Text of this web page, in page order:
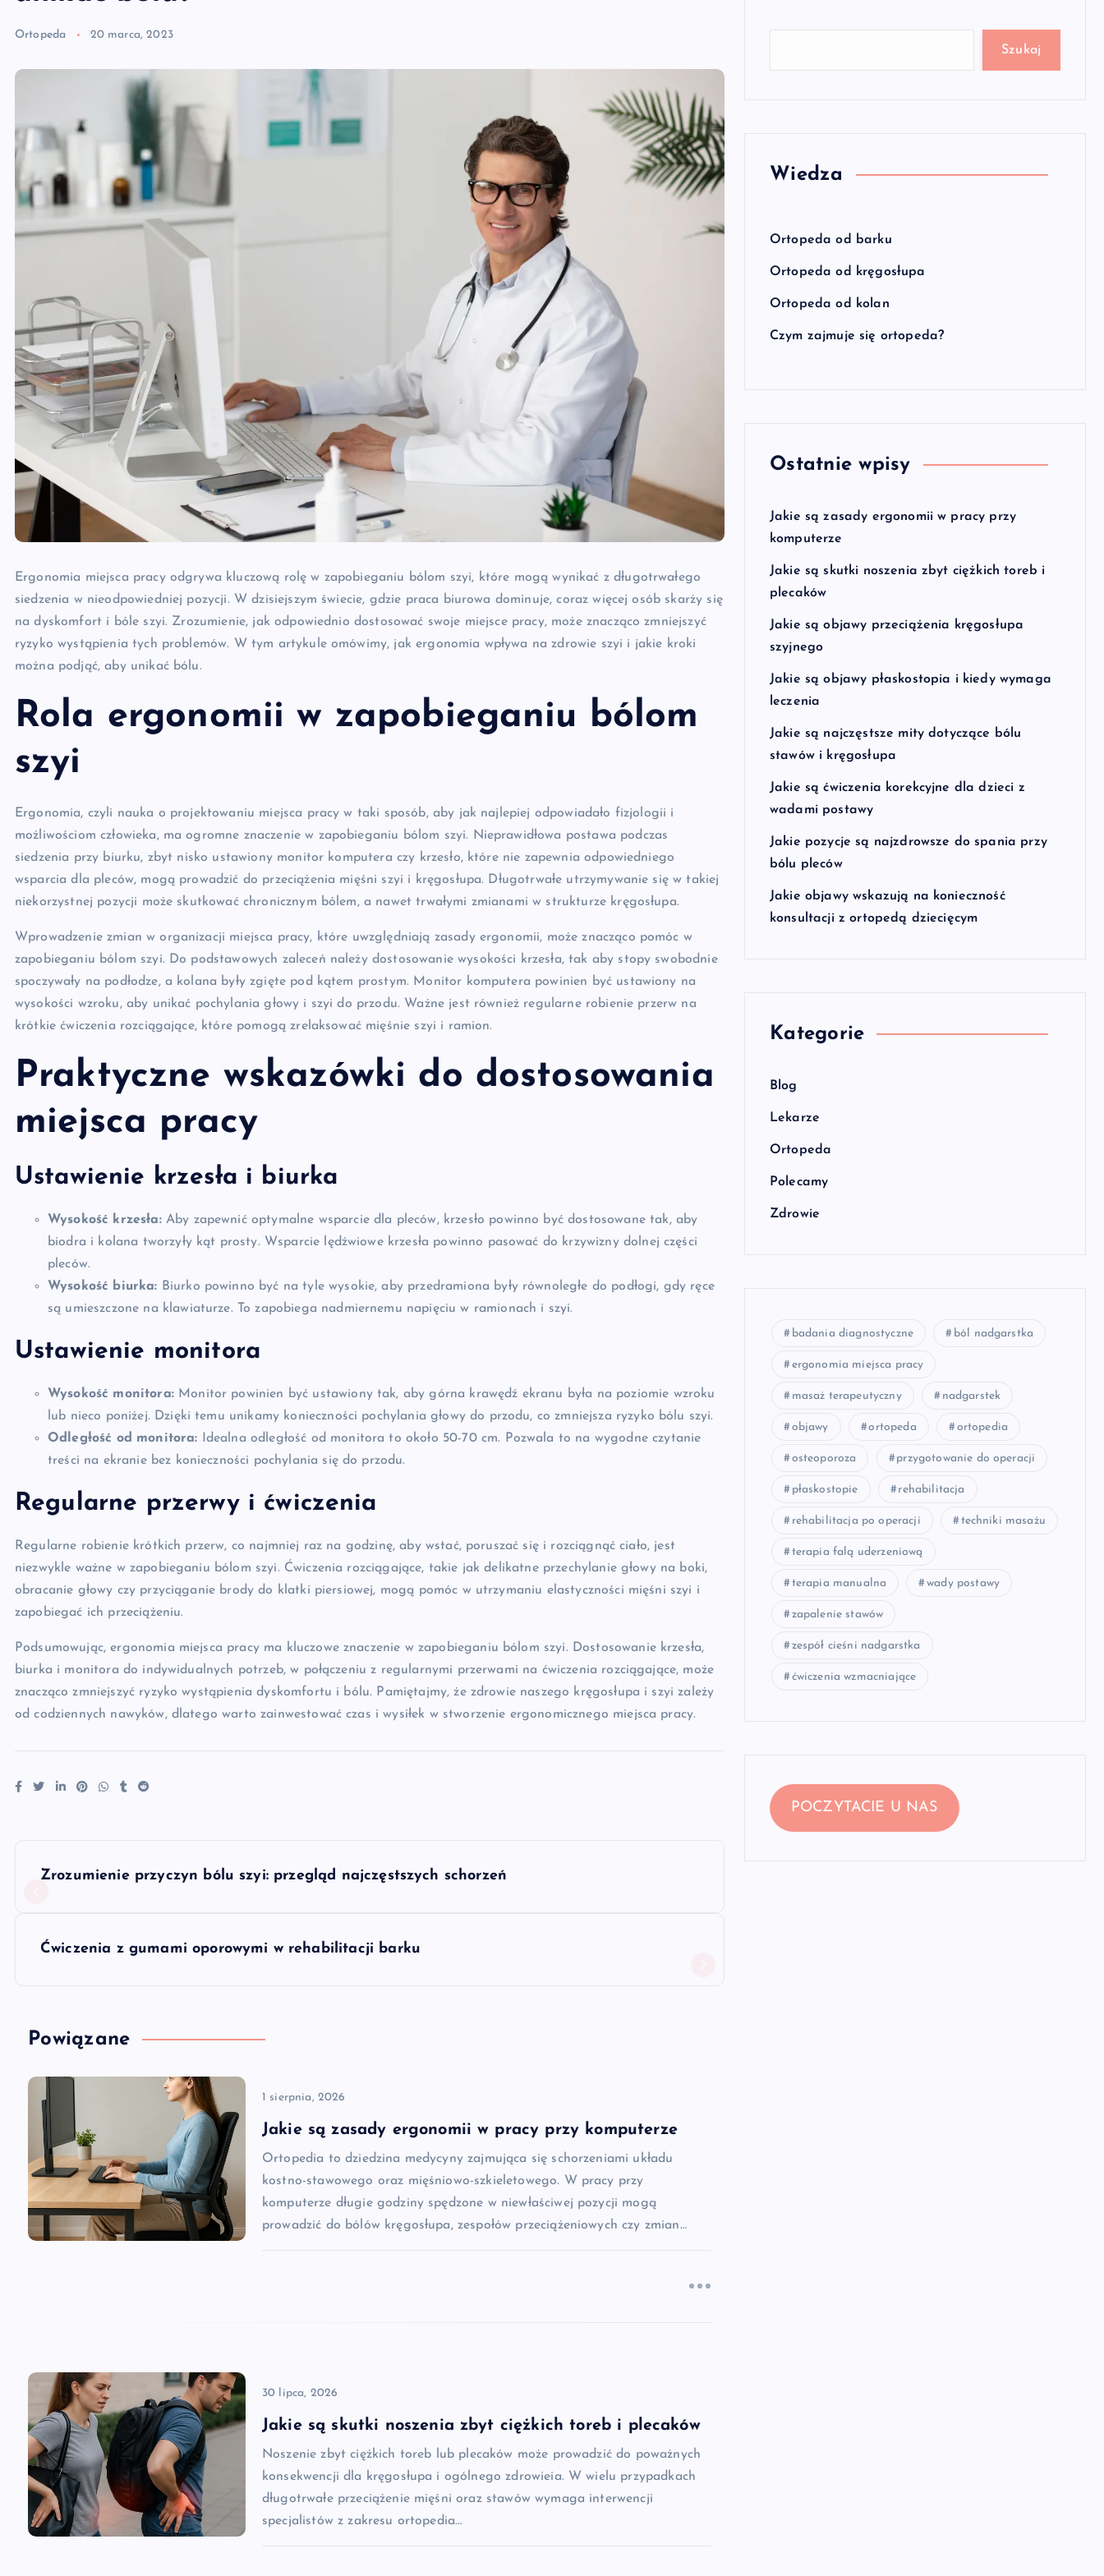
Ortopeda 20 marca, 2023
Ergonomia miejsca pracy odgrywa kluczową rolę w zapobieganiu bólom szyi, które mogą wynikać z długotrwałego
siedzenia w nieodpowiedniej pozycji. W dzisiejszym świecie, gdzie praca biurowa dominuje, coraz więcej osób skarży się
na dyskomfort i bóle szyi. Zrozumienie, jak odpowiednio dostosować swoje miejsce pracy, może znacząco zmniejszyć
ryzyko wystąpienia tych problemów. W tym artykule omówimy, jak ergonomia wpływa na zdrowie szyi i jakie kroki
można podjąć, aby unikać bólu.
Rola ergonomii w zapobieganiu bólom
szyi
Ergonomia, czyli nauka o projektowaniu miejsca pracy w taki sposób, aby jak najlepiej odpowiadało fizjologii i
możliwościom człowieka, ma ogromne znaczenie w zapobieganiu bólom szyi. Nieprawidłowa postawa podczas
siedzenia przy biurku, zbyt nisko ustawiony monitor komputera czy krzesło, które nie zapewnia odpowiedniego
wsparcia dla pleców, mogą prowadzić do przeciążenia mięśni szyi i kręgosłupa. Długotrwałe utrzymywanie się w takiej
niekorzystnej pozycji może skutkować chronicznym bólem, a nawet trwałymi zmianami w strukturze kręgosłupa.
Wprowadzenie zmian w organizacji miejsca pracy, które uwzględniają zasady ergonomii, może znacząco pomóc w
zapobieganiu bólom szyi. Do podstawowych zaleceń należy dostosowanie wysokości krzesła, tak aby stopy swobodnie
spoczywały na podłodze, a kolana były zgięte pod kątem prostym. Monitor komputera powinien być ustawiony na
wysokości wzroku, aby unikać pochylania głowy i szyi do przodu. Ważne jest również regularne robienie przerw na
krótkie ćwiczenia rozciągające, które pomogą zrelaksować mięśnie szyi i ramion.
Praktyczne wskazówki do dostosowania
miejsca pracy
Ustawienie krzesła i biurka
Wysokość krzesła:Aby zapewnić optymalne wsparcie dla pleców, krzesło powinno być dostosowane tak, aby
biodra i kolana tworzyły kąt prosty. Wsparcie lędźwiowe krzesła powinno pasować do krzywizny dolnej części
pleców.
Wysokość biurka: Biurko powinno być na tyle wysokie, aby przedramiona były równoległe do podłogi, gdy ręce
są umieszczone na klawiaturze. To zapobiega nadmiernemu napięciu w ramionach i szyi.
Ustawienie monitora
Wysokość monitora:Monitor powinien być ustawiony tak, aby górna krawędź ekranu była na poziomie wzroku
lub nieco poniżej. Dzięki temu unikamy konieczności pochylania głowy do przodu, co zmniejsza ryzyko bólu szyi.
Odległość od monitora: Idealna odległość od monitora to około 50-70 cm. Pozwala to na wygodne czytanie
treści na ekranie bez konieczności pochylania się do przodu.
Regularne przerwy i ćwiczenia
Regularne robienie krótkich przerw, co najmniej raz na godzinę, aby wstać, poruszać się i rozciągnąć ciało, jest
niezwykle ważne w zapobieganiu bólom szyi. Ćwiczenia rozciągające, takie jak delikatne przechylanie głowy na boki,
obracanie głowy czy przyciąganie brody do klatki piersiowej, mogą pomóc w utrzymaniu elastyczności mięśni szyi i
zapobiegać ich przeciążeniu.
Podsumowując, ergonomia miejsca pracy ma kluczowe znaczenie w zapobieganiu bólom szyi. Dostosowanie krzesła,
biurka i monitora do indywidualnych potrzeb, w połączeniu z regularnymi przerwami na ćwiczenia rozciągające, może
znacząco zmniejszyć ryzyko wystąpienia dyskomfortu i bólu. Pamiętajmy, że zdrowie naszego kręgosłupa i szyi zależy
od codziennych nawyków, dlatego warto zainwestować czas i wysiłek w stworzenie ergonomicznego miejsca pracy.
N
g
a
a
s
u
Zrozumienie przyczyn bólu szyi: przegląd najczęstszych schorzeń
Ćwiczenia z gumami oporowymi w rehabilitacji barku
Powiązane
1 sierpnia, 2026
Jakie są zasady ergonomii w pracy przy komputerze
Ortopedia to dziedzina medycyny zajmująca się schorzeniami układu
kostno-stawowego oraz mięśniowo-szkieletowego. W pracy przy
komputerze długie godziny spędzone w niewłaściwej pozycji mogą
prowadzić do bólów kręgosłupa, zespołów przeciążeniowych czy zmian…
30 lipca, 2026
Jakie są skutki noszenia zbyt ciężkich toreb i plecaków
Noszenie zbyt ciężkich toreb lub plecaków może prowadzić do poważnych
konsekwencji dla kręgosłupa i ogólnego zdrowieia. W wielu przypadkach
długotrwałe przeciążenie mięśni oraz stawów wymaga interwencji
specjalistów z zakresu ortopedia…
Szukaj
Wiedza
Ortopeda od barku
Ortopeda od kręgosłupa
Ortopeda od kolan
Czym zajmuje się ortopeda?
Ostatnie wpisy
Jakie są zasady ergonomii w pracy przy
komputerze
Jakie są skutki noszenia zbyt ciężkich toreb i
plecaków
Jakie są objawy przeciążenia kręgosłupa
szyjnego
Jakie są objawy płaskostopia i kiedy wymaga
leczenia
Jakie są najczęstsze mity dotyczące bólu
stawów i kręgosłupa
Jakie są ćwiczenia korekcyjne dla dzieci z
wadami postawy
Jakie pozycje są najzdrowsze do spania przy
bólu pleców
Jakie objawy wskazują na konieczność
konsultacji z ortopedą dziecięcym
Kategorie
Blog
Lekarze
Ortopeda
Polecamy
Zdrowie
badania diagnostyczne ból nadgarstka
ergonomia miejsca pracy
masaż terapeutyczny nadgarstek
objawy ortopeda ortopedia
osteoporoza przygotowanie do operacji
płaskostopie rehabilitacja
rehabilitacja po operacji techniki masażu
terapia falą uderzeniową
terapia manualna wady postawy
zapalenie stawów
zespół cieśni nadgarstka
ćwiczenia wzmacniające
POCZYTACIE U NAS